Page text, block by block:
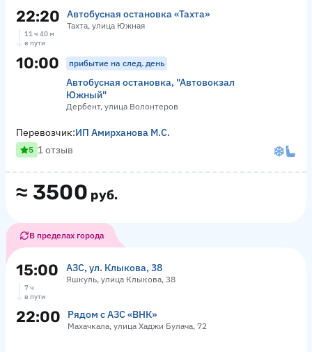
22:20 Автобусная остановка «Тахта»
Тахта, улица Южная
11 ч 40 м
в пути
10:00 прибытие на след. день
Автобусная остановка, "Автовокзал
Южный"
Дербент, улица Волонтеров
≈ 3500 руб.
Перевозчик:ИП Амирханова М.С.
5 1 отзыв
В пределах города
15:00 АЗС, ул. Клыкова, 38
Яшкуль, улица Клыкова, 38
7 ч
в пути
22:00 Рядом с АЗС «ВНК»
Махачкала, улица Хаджи Булача, 72